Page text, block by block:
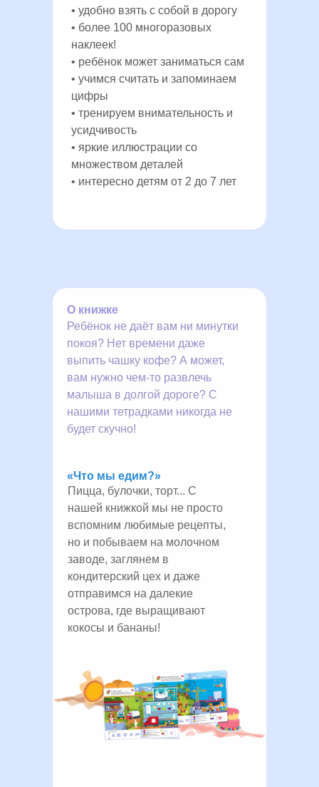
• удобно взять с собой в дорогу
• более 100 многоразовых
наклеек!
• ребёнок может заниматься сам
• учимся считать и запоминаем
цифры
• тренируем внимательность и
усидчивость
• яркие иллюстрации со
множеством деталей
• интересно детям от 2 до 7 лет
О книжке
«Что мы едим?»
Пицца, булочки, торт... С
нашей книжкой мы не просто
вспомним любимые рецепты,
но и побываем на молочном
заводе, заглянем в
кондитерский цех и даже
отправимся на далекие
острова, где выращивают
кокосы и бананы!
Ребёнок не даёт вам ни минутки
покоя? Нет времени даже
выпить чашку кофе? А может,
вам нужно чем-то развлечь
малыша в долгой дороге? С
нашими тетрадками никогда не
будет скучно!